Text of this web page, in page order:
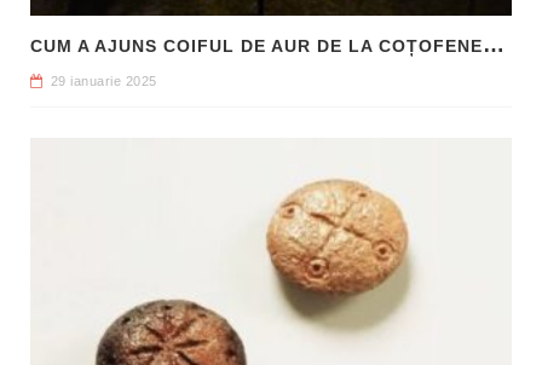
C
UM A AJUNS COIFUL DE AUR DE LA COȚOFENEȘTI ÎN PATRIMONIUL NAȚIONAL
29 ianuarie 2025